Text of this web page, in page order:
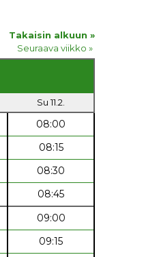
Takaisin alkuun »
Seuraava viikko »
Su 11.2.
08:00
08:15
08:30
08:45
09:00
09:15